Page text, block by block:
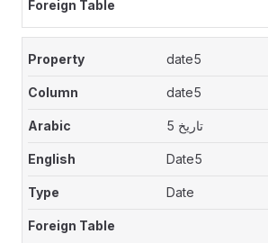
date5
date5
تاريخ 5
Date5
Date